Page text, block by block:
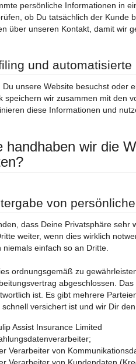
persönliche Informationen in
ob Du tatsächlich der Kunde
über unseren Kontakt, damit wir
und
Du unsere Website besuchst oder
speichern wir zusammen mit den
diese Informationen und
handhaben wir die
von
dass Deine Privatsphäre sehr
weiter, wenn dies wirklich
niemals einfach so an Dritte.
ordnungsgemäß zu
abgeschlossen.
ist. Es gibt mehrere
schnell versichert ist und wir Dir
Assist Insurance Limited
Verarbeiter von